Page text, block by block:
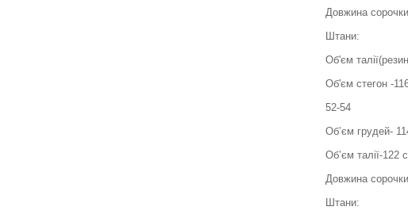
Довжина
Штани:
Об'єм
Об'єм стегон -
52-54
Об’єм грудей-
Обʼєм талії-122
Довжина
Штани: